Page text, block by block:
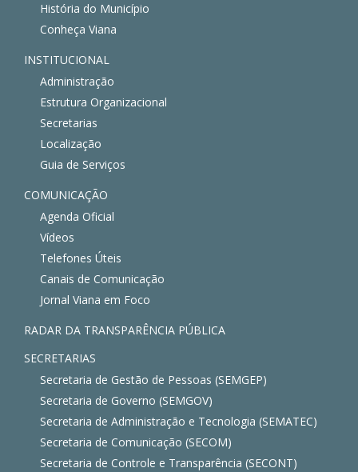
História do Município
Conheça Viana
INSTITUCIONAL
Administração
Estrutura Organizacional
Secretarias
Localização
Guia de Serviços
COMUNICAÇÃO
Agenda Oficial
Vídeos
Telefones Úteis
Canais de Comunicação
Jornal Viana em Foco
RADAR DA TRANSPARÊNCIA PÚBLICA
SECRETARIAS
Secretaria de Gestão de Pessoas (SEMGEP)
Secretaria de Governo (SEMGOV)
Secretaria de Administração e Tecnologia (SEMATEC)
Secretaria de Comunicação (SECOM)
Secretaria de Controle e Transparência (SECONT)